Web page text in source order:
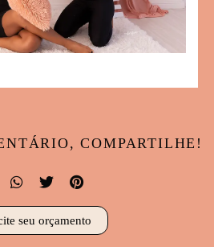
COMPARTILHE!
seu orçamento